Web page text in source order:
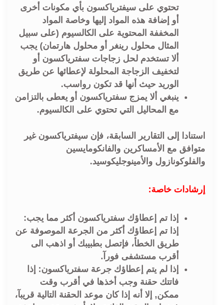
تحتوي على سيفترياكسون بأي مكونات أخرى
أو إضافة هذه المواد إليها وخاصة المواد
المخففة المحتوية على الكالسيوم (على سبيل
المثال محلول رينغر أو محلول هارتمان) يجب
ألا تستخدم لحل زجاجات سفترياكسون أو
لتخفيف الزجاجة المحلولة لإعطائها عن طريق
الوريد حيث أنها قد تكون رواسب.
ينبغي ألا يمزج سفترياكسون أو يعطى بالتزامن
مع المحاليل التي تحتوي على الكالسيوم.
استنادا إلى التقارير السابقة، فإن سيفترياكسون غير
متوافق مع الأمساكرين والفانكومايسين
والفلوكونازول والأمينوجليكوسيد.
إرشادات خاصة:
إذا تم إعطاؤك سفترياكسون أكثر مما يجب:
إذا تم إعطاؤك أكثر من الجرعة الموصوفة عن
طريق الخطأ، فإتصل بطبيبك أو اذهب الى
أقرب مستشفى فورآ.
إذا لم يتم إعطاؤك جرعة سفترياكسون: إذا
فاتتك حقنة وجب أخذها في أقرب وقت
ممكن, إلا أنه إذا كان موعد الحقنة التالية قريبآ،